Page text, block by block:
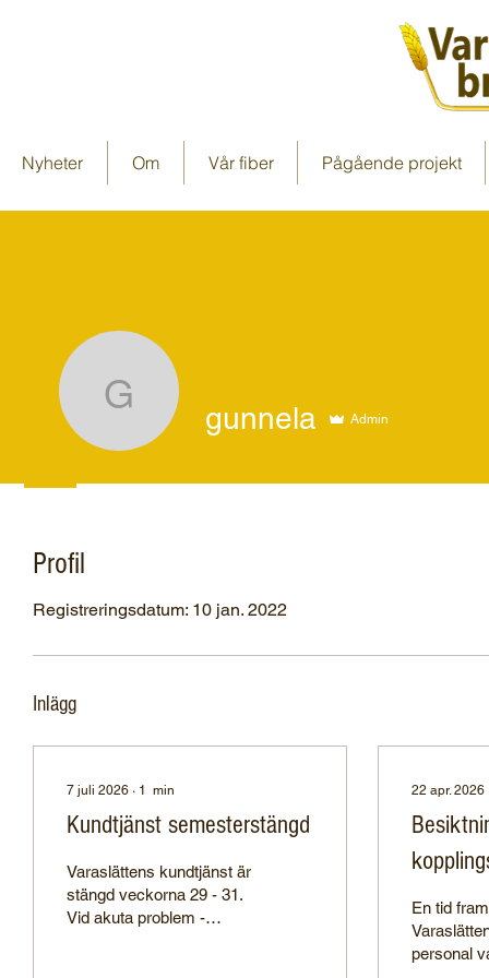
Nyheter Om Vår fiber Pågående projekt
gunnelagunnela Admin
Profil
Registreringsdatum: 10 jan. 2022
Inlägg
7 juli 2026 ∙ 1 min
Kundtjänst semesterstängd
Varaslättens kundtjänst är
stängd veckorna 29 - 31.
Vid akuta problem -
22 apr. 2026
En tid
personal